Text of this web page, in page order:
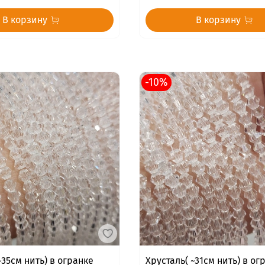
В корзину В корзину
нить) в огранке
-10%
Хрусталь( ~31см нить) в